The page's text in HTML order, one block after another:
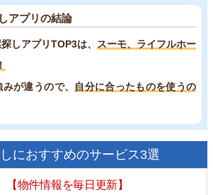
アプリの結論
しアプリTOP3は、
スーモ、ライフルホー
が違うので、
自分に合ったものを使うの
におすすめのサービス3選
【物件情報を毎日更新】